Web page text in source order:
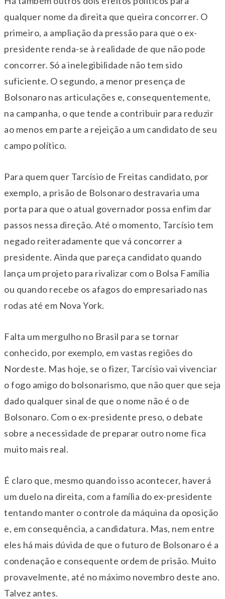
qualquer nome da direita que queira concorrer. O
primeiro, a ampliação da pressão para que o ex-
presidente renda-se à realidade de que não pode
concorrer. Só a inelegibilidade não tem sido
suficiente. O segundo, a menor presença de
Bolsonaro nas articulações e, consequentemente,
na campanha, o que tende a contribuir para reduzir
ao menos em parte a rejeição a um candidato de seu
campo político.
Para quem quer Tarcísio de Freitas candidato, por
exemplo, a prisão de Bolsonaro destravaria uma
porta para que o atual governador possa enfim dar
passos nessa direção. Até o momento, Tarcísio tem
negado reiteradamente que vá concorrer a
presidente. Ainda que pareça candidato quando
lança um projeto para rivalizar com o Bolsa Família
ou quando recebe os afagos do empresariado nas
rodas até em Nova York.
Falta um mergulho no Brasil para se tornar
conhecido, por exemplo, em vastas regiões do
Nordeste. Mas hoje, se o fizer, Tarcísio vai vivenciar
o fogo amigo do bolsonarismo, que não quer que seja
dado qualquer sinal de que o nome não é o de
Bolsonaro. Com o ex-presidente preso, o debate
sobre a necessidade de preparar outro nome fica
muito mais real.
É claro que, mesmo quando isso acontecer, haverá
um duelo na direita, com a família do ex-presidente
tentando manter o controle da máquina da oposição
e, em consequência, a candidatura. Mas, nem entre
eles há mais dúvida de que o futuro de Bolsonaro é a
condenação e consequente ordem de prisão. Muito
provavelmente, até no máximo novembro deste ano.
Talvez antes.